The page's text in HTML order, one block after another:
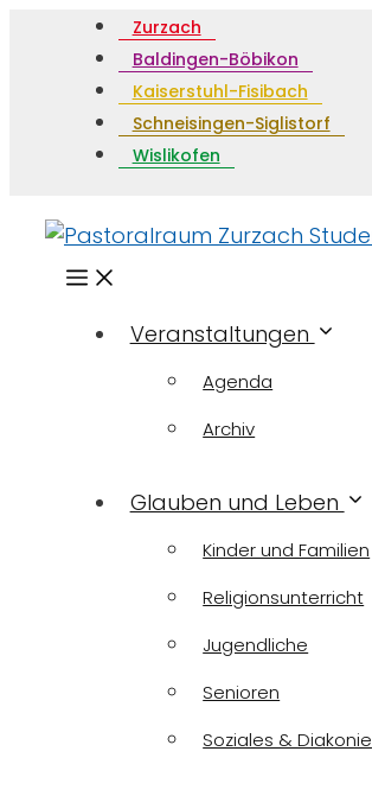
Zurzach
Baldingen-Böbikon
Kaiserstuhl-Fisibach
Schneisingen-Siglistorf
Wislikofen
MenüVeranstaltungen
Agenda
Archiv
Glauben und Leben
Kinder und Familien
Religionsunterricht
Jugendliche
Senioren
Soziales & Diakonie